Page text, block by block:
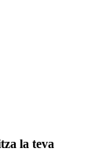
la teva